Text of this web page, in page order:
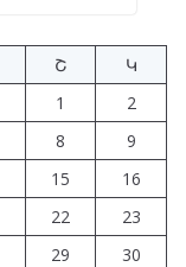
Շ
Կ
1
2
8
9
15
16
22
23
29
30